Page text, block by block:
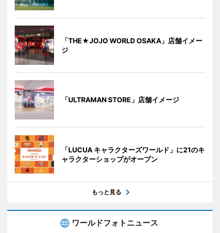
「THE★JOJO WORLD OSAKA」店舗イメー
ジ
「ULTRAMAN STORE」店舗イメージ
「LUCUA キャラクターズワールド」に21のキ
ャラクターショップがオープン
もっと見る
ワールドフォトニュース